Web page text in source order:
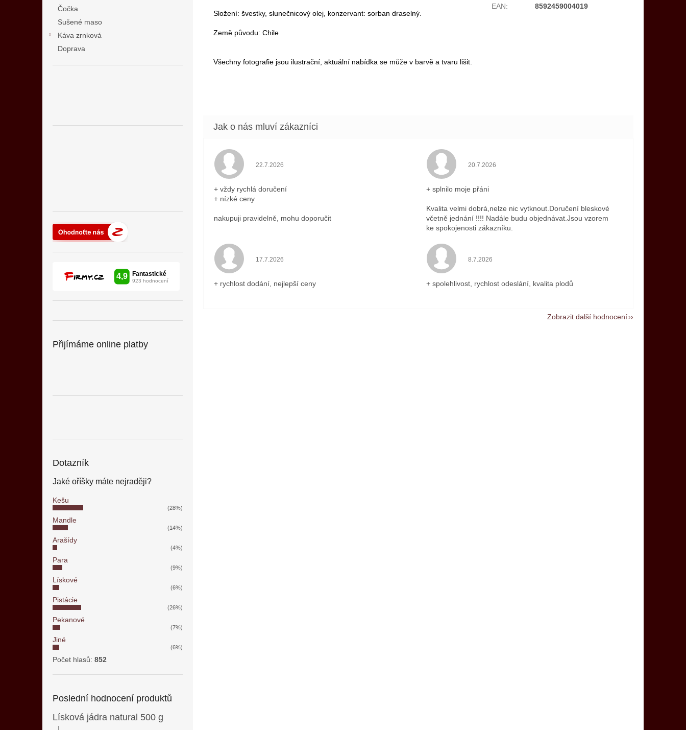
Čočka
Sušené maso
Káva zrnková
Doprava
Přijímáme online platby
Dotazník
Jaké oříšky máte nejraději?
Kešu
(28%)
Mandle
(14%)
Arašídy
(4%)
Para
(9%)
Lískové
(6%)
Pistácie
(26%)
Pekanové
(7%)
Jiné
(6%)
Počet hlasů: 852
Poslední hodnocení produktů
Lísková jádra natural 500 g
|
Složení: švestky, slunečnicový olej, konzervant: sorban draselný.
Země původu: Chile
Všechny fotografie jsou ilustrační, aktuální nabídka se může v barvě a tvaru lišit.
EAN: 8592459004019
Hodnocení obchodu je 5 z 5 hvězdiček.
22.7.2026
+ vždy rychlá doručení
+ nízké ceny
nakupuji pravidelně, mohu doporučit
Hodnocení obchodu je 5 z 5 hvězdiček.
20.7.2026
+ splnilo moje přáni
Kvalita velmi dobrá,nelze nic vytknout.Doručení bleskové
včetně jednání !!!! Nadále budu objednávat.Jsou vzorem
ke spokojenosti zákazníku.
Hodnocení obchodu je 5 z 5 hvězdiček.
17.7.2026
+ rychlost dodání, nejlepší ceny
Hodnocení obchodu je 5 z 5 hvězdiček.
8.7.2026
+ spolehlivost, rychlost odeslání, kvalita plodů
Zobrazit další hodnocení